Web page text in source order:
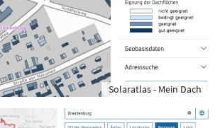
Solaratlas - Mein Dach